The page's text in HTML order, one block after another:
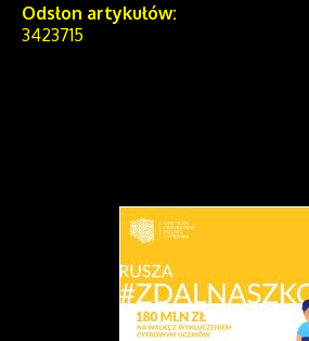
Odsłon artykułów:
3423715